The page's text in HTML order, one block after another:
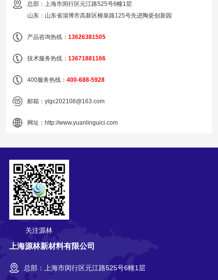
总部：上海市闵行区元江路525号6幢1层
山东：山东省淄博市高新区柳泉路125号先进陶瓷创新园
产品咨询热线：13626381505
技术服务热线：13671881166
400服务热线：400-688-5928
邮箱：ylgc202108@163.com
网址： http://www.yuanlinguici.com
关注源林
上海源林新材料有限公司
总部：上海市闵行区元江路525号6幢1层